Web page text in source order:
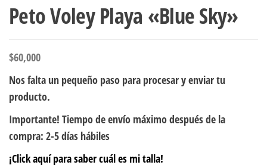
Peto Voley Playa «Blue Sky»
$60,000
Nos falta un pequeño paso para procesar y enviar tu
producto.
Importante! Tiempo de envío máximo después de la
compra: 2-5 días hábiles
¡Click aquí para saber cuál es mi talla!